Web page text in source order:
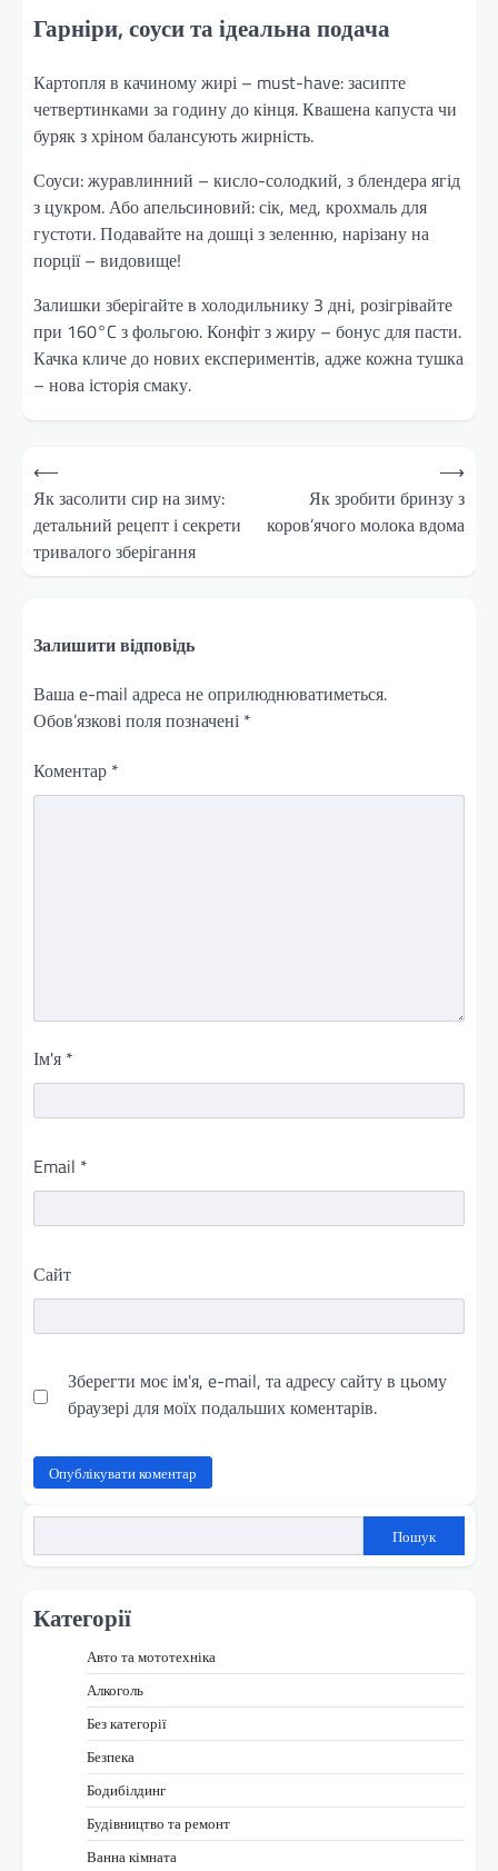
Гарніри, соуси та ідеальна подача
Картопля в качиному жирі – must-have: засипте
четвертинками за годину до кінця. Квашена капуста чи
буряк з хріном балансують жирність.
Соуси: журавлинний – кисло-солодкий, з блендера ягід
з цукром. Або апельсиновий: сік, мед, крохмаль для
густоти. Подавайте на дошці з зеленню, нарізану на
порції – видовище!
Залишки зберігайте в холодильнику 3 дні, розігрівайте
при 160°C з фольгою. Конфіт з жиру – бонус для пасти.
Качка кличе до нових експериментів, адже кожна тушка
– нова історія смаку.
Навігація
записів
⟵
Як засолити сир на зиму:
детальний рецепт і секрети
тривалого зберігання
Як зробити бринзу з
коров’ячого молока вдома
⟶
Залишити відповідь
Ваша e-mail адреса не оприлюднюватиметься.
Обов’язкові поля позначені *
Коментар *
Ім'я *
Email *
Сайт
Зберегти моє ім'я, e-mail, та адресу сайту в цьому
браузері для моїх подальших коментарів.
Пошук
Категорії
Авто та мототехніка
Алкоголь
Без категорії
Безпека
Бодибілдинг
Будівництво та ремонт
Ванна кімната